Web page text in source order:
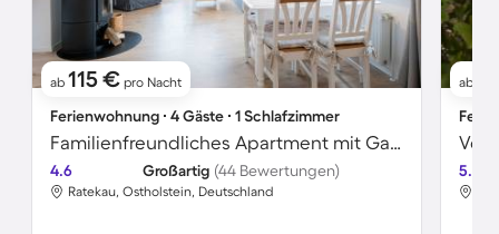
ab 115 € pro Nacht
Ferienwohnung ∙ 4 Gäste ∙ 1 Schlafzimmer
Familienfreundliches Apartment mit Garten und Grill | Hunde erlaubt
4.6 Großartig (44 Bewertungen)
Ratekau, Ostholstein, Deutschland
ab
5.0